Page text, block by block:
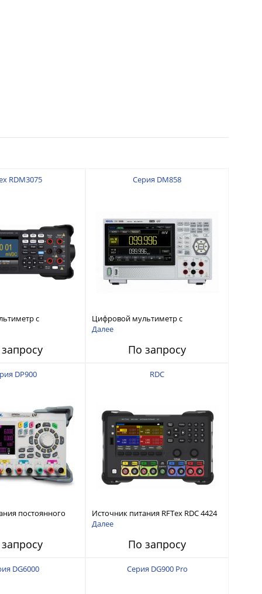
RDM3075
с
½
Серия DM858
Цифровой мультиметр с
разрядностью 5½ и
host, LAN и Web control
Далее
По запросу
DP900
постоянного
до 210 Вт
RDC
Источник питания RFTex RDC 4424
4 канала, 32 В/3.2 А
Далее
По запросу
DG6000 Серия DG900 Pro